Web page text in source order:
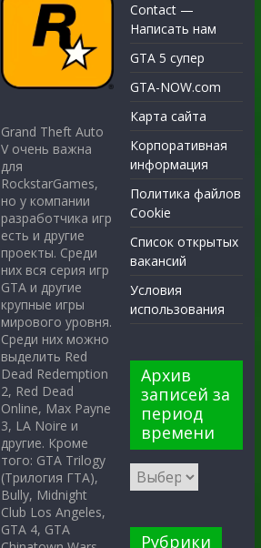
Grand Theft Auto
V очень важна
для
RockstarGames,
но у компании
разработчика игр
есть и другие
проекты. Среди
них вся серия игр
GTA и другие
крупные игры
мирового уровня.
Среди них можно
выделить Red
Dead Redemption
2, Red Dead
Online, Max Payne
3, LA Noire и
другие. Кроме
того: GTA Trilogy
(Трилогия ГТА),
Bully, Midnight
Club Los Angeles,
GTA 4, GTA
Contact —
Написать нам
GTA 5 супер
GTA-NOW.com
Карта сайта
Корпоративная
информация
Политика файлов
Cookie
Список открытых
вакансий
Условия
использования
Архив
записей за
период
времени
Рубрики